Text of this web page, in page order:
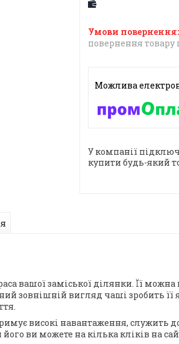
повернення товару
У компанії
купити будь-який
вашої заміської ділянки. Її
зовнішній вигляд чаші зробить
високі навантаження, служить
ви можете на кілька кліків на